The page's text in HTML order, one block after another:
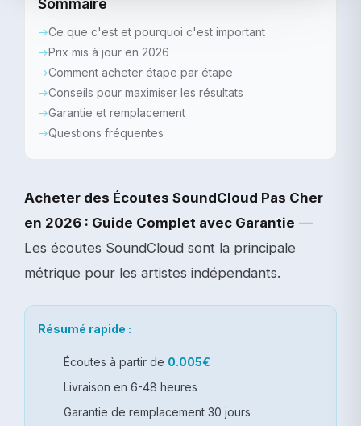
Sommaire
Ce que c'est et pourquoi c'est important
Prix mis à jour en 2026
Comment acheter étape par étape
Conseils pour maximiser les résultats
Garantie et remplacement
Questions fréquentes
Acheter des Écoutes SoundCloud Pas Cher
en 2026 : Guide Complet avec Garantie —
Les écoutes SoundCloud sont la principale
métrique pour les artistes indépendants.
Résumé rapide :
Écoutes à partir de 0.005€
Livraison en 6-48 heures
Garantie de remplacement 30 jours